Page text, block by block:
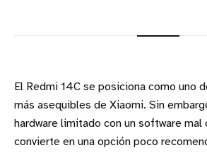
El Redmi 14C se posiciona como uno
más asequibles de Xiaomi. Sin
hardware limitado con un software
convierte en una opción poco